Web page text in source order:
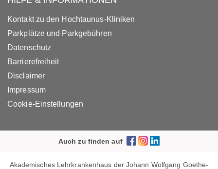
Kontakt zu den Hochtaunus-Kliniken
Parkplätze und Parkgebühren
Datenschutz
Barrierefreiheit
Disclaimer
Impressum
Cookie-Einstellungen
Auch zu finden auf
Akademisches Lehrkrankenhaus der Johann Wolfgang Goethe-